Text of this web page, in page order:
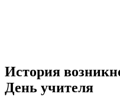
История
День учителя